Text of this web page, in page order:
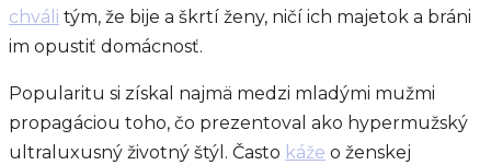
chváli tým, že bije a škrtí ženy, ničí ich majetok a bráni
im opustiť domácnosť.
Popularitu si získal najmä medzi mladými mužmi
propagáciou toho, čo prezentoval ako hypermužský
ultraluxusný životný štýl. Často káže o ženskej